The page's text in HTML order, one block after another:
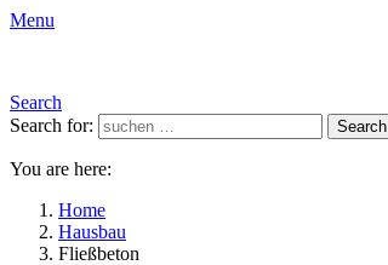
Menu
Search
Search for:
Search
You are here:
Home
Hausbau
Fließbeton